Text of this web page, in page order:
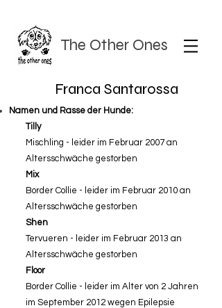
The Other Ones
Franca Santarossa
Tilly
Mischling - leider im Februar 2007 an
Altersschwäche gestorben
Mix
Border Collie - leider im Februar 2010 an
Altersschwäche gestorben
Shen
Tervueren - leider im Februar 2013 an
Altersschwäche gestorben
Floor
Border Collie - leider im Alter von 2 Jahren
im September 2012 wegen Epilepsie
Namen und Rasse der Hunde: